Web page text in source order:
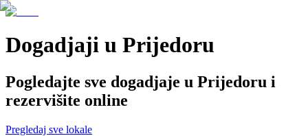
Dogadjaji u Prijedoru
Pogledajte sve dogadjaje u Prijedoru i
rezervišite online
Pregledaj sve lokale